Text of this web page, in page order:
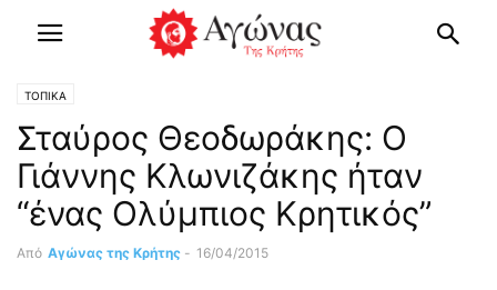
ΤΟΠΙΚΑ
Σταύρος Θεοδωράκης: Ο
Γιάννης Κλωνιζάκης ήταν
“ένας Ολύμπιος Κρητικός”
Από Αγώνας της Κρήτης - 16/04/2015